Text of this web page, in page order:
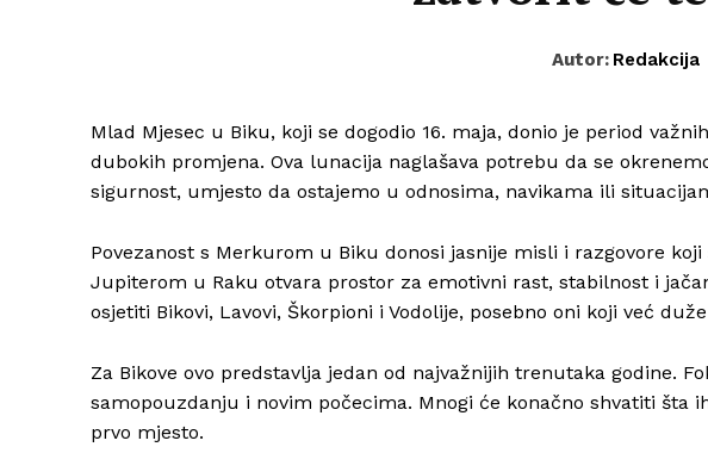
Autor: Redakcija
Mlad Mjesec u Biku, koji se dogodio 16. maja, donio je period
dubokih promjena. Ova lunacija naglašava potrebu da se
sigurnost, umjesto da ostajemo u odnosima, navikama ili
Povezanost s Merkurom u Biku donosi jasnije misli i razgovore
Jupiterom u Raku otvara prostor za emotivni rast, stabilnost i
osjetiti Bikovi, Lavovi, Škorpioni i Vodolije, posebno oni koji već
Za Bikove ovo predstavlja jedan od najvažnijih trenutaka godine.
samopouzdanju i novim počecima. Mnogi će konačno shvatiti šta
prvo mjesto.